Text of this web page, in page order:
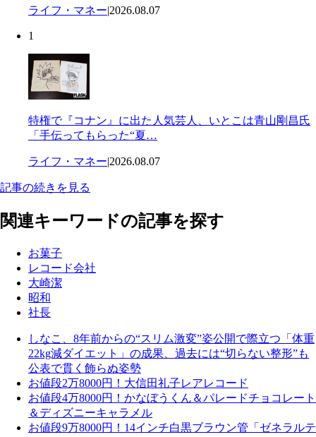
ライフ・マネー|2026.08.07
1
特権で『コナン』に出た人気芸人、いとこは青山剛昌氏
「手伝ってもらった“夏…
ライフ・マネー|2026.08.07
記事の続きを見る
関連キーワードの記事を探す
お菓子
レコード会社
大崎潔
昭和
社長
しなこ、8年前からの“スリム激変”姿公開で際立つ「体重
22kg減ダイエット」の成果、過去には“切らない整形”も
公表で貫く飾らぬ姿勢
お値段2万8000円！大信田礼子レアレコード
お値段4万8000円！かなぼうくん＆パレードチョコレート
＆ディズニーキャラメル
お値段9万8000円！14インチ白黒ブラウン管「ゼネラルテ